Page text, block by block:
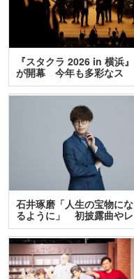
『スタクラ 2026 in 横浜』
が開幕 今年も多彩なス
テ…
石井琢磨「人生の宝物にな
るように」 初披露曲やレ
ア…